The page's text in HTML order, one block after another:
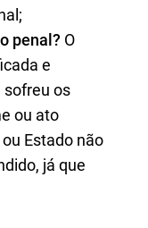
penal? O
e
sofreu os
ou ato
Estado não
já que